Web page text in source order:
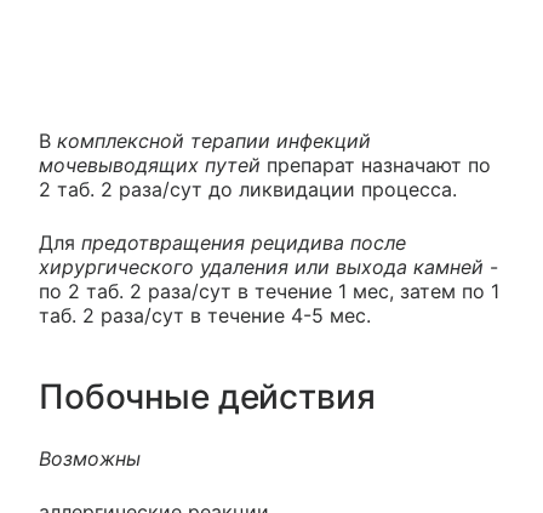
В комплексной терапии инфекций
мочевыводящих путей препарат назначают по
2 таб. 2 раза/сут до ликвидации процесса.
Для предотвращения рецидива после
хирургического удаления или выхода камней -
по 2 таб. 2 раза/сут в течение 1 мес, затем по 1
таб. 2 раза/сут в течение 4-5 мес.
Побочные действия
Возможны